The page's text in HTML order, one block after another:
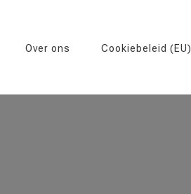
Over ons Cookiebeleid (EU)